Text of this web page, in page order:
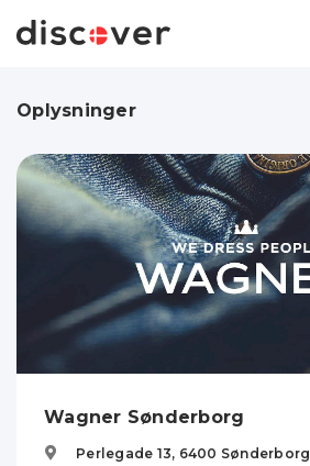
Oplysninger
Wagner Sønderborg
Perlegade 13, 6400 Sønderborg